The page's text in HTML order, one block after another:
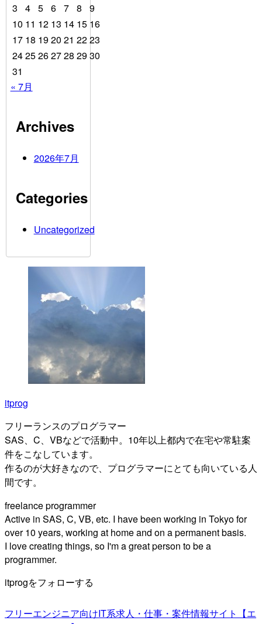
3
4 5 6 7 8
9
10 11 12 13 14 15 16
17 18 1920 21 2223
2425262728 2930
31
« 7月
Archives
2026年7月
Categories
Uncategorized
itprog
フリーランスのプログラマー
SAS、C、VBなどで活動中。10年以上都内で在宅や常駐案
件をこなしています。
作るのが大好きなので、プログラマーにとても向いている人
間です。
freelance programmer
Active in SAS, C, VB, etc. I have been working in Tokyo for
over 10 years, working at home and on a permanent basis.
I love creating things, so I'm a great person to be a
programmer.
itprogをフォローする
フリーエンジニア向けIT系求人・仕事・案件情報サイト【エ